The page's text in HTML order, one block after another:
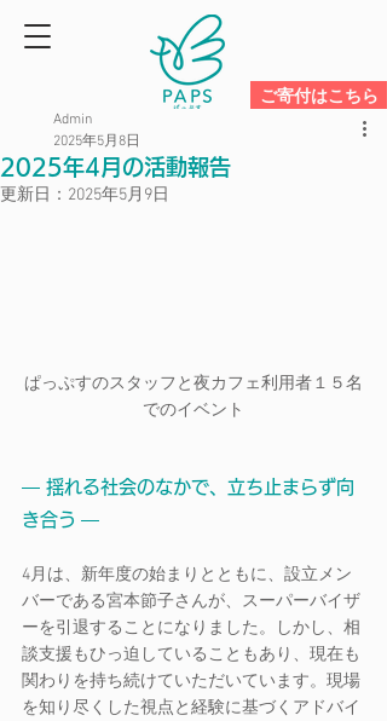
ご寄付はこちら
2025年4月の活動報告
Admin
2025年5月8日
更新日： 2025年5月9日
ぱっぷすのスタッフと夜カフェ利用者１５名
でのイベント
― 揺れる社会のなかで、立ち止まらず向
き合う ―
4月は、新年度の始まりとともに、設立メン
バーである宮本節子さんが、スーパーバイザ
ーを引退することになりました。しかし、相
談支援もひっ迫していることもあり、現在も
関わりを持ち続けていただいています。現場
を知り尽くした視点と経験に基づくアドバイ